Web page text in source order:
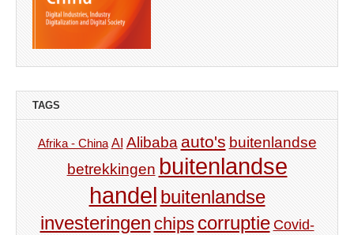
TAGS
Afrika - China AI Alibaba auto's buitenlandse
betrekkingen buitenlandse
handel buitenlandse
investeringen chips corruptie Covid-